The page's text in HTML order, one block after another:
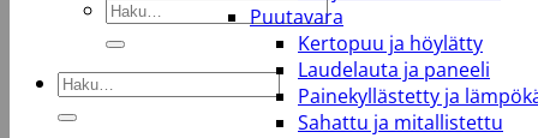
Etsi:
Etsi:
Puutavara
Kertopuu ja höylätty
Laudelauta ja paneeli
Painekyllästetty ja
Sahattu ja mitallistettu